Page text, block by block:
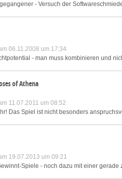
- Versuch der
06.11.2008 um 17:34
- man muss kombinieren und
of Athena
11.07.2011 um 08:52
Das Spiel ist nicht besonders
19.07.2013 um 09:21
Spiele - noch dazu mit einer